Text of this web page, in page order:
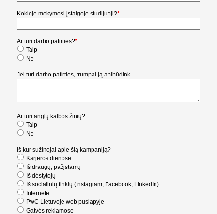
Kokioje mokymosi įstaigoje studijuoji?*
Ar turi darbo patirties?*
Taip
Ne
Jei turi darbo patirties, trumpai ją apibūdink
Ar turi anglų kalbos žinių?
Taip
Ne
Iš kur sužinojai apie šią kampaniją?
Karjeros dienose
Iš draugų, pažįstamų
Iš dėstytojų
Iš socialinių tinklų (Instagram, Facebook, LinkedIn)
Internete
PwC Lietuvoje web puslapyje
Gatvės reklamose